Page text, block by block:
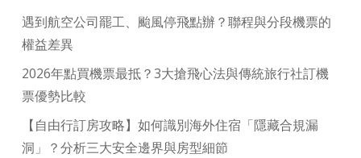
遇到航空公司罷工、颱風停飛點辦？聯程與分段機票的
權益差異
2026年點買機票最抵？3大搶飛心法與傳統旅行社訂機
票優勢比較
【自由行訂房攻略】如何識別海外住宿「隱藏合規漏
洞」？分析三大安全邊界與房型細節